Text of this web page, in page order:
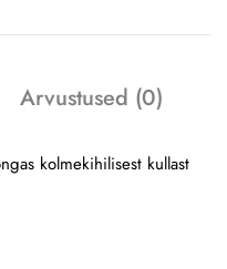
Arvustused (0)
kolmekihilisest kullast